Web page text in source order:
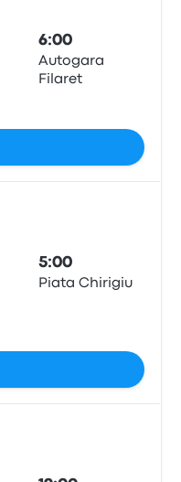
6:00
Autogara
Filaret
5:00
Piata Chirigiu